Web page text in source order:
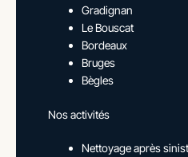
Gradignan
Le Bouscat
Bordeaux
Bruges
Bègles
Nos activités
Nettoyage après